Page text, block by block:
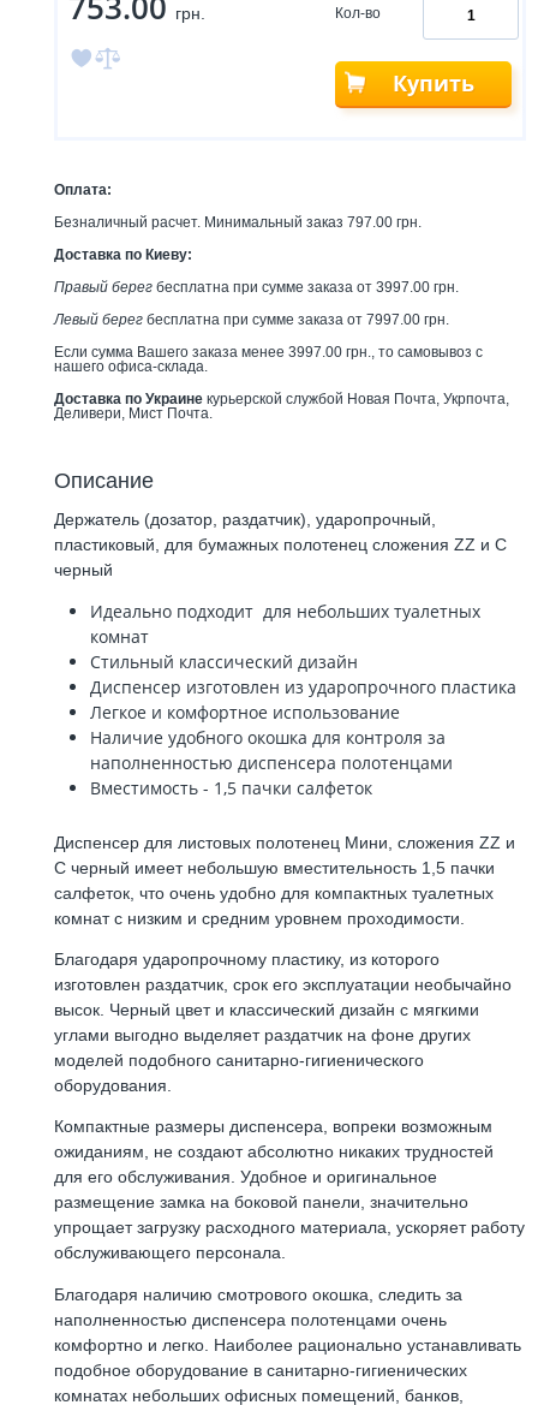
грн. Кол-во
Купить
Оплата:
Безналичный расчет. Минимальный заказ 797.00 грн.
Доставка по Киеву:
Правый берег бесплатна при сумме заказа от 3997.00 грн.
Левый берег бесплатна при сумме заказа от 7997.00 грн.
Если сумма Вашего заказа менее 3997.00 грн., то самовывоз с
нашего офиса-склада.
Доставка по Украине курьерской службой Новая Почта, Укрпочта,
Деливери, Мист Почта.
Описание
Держатель (дозатор, раздатчик), ударопрочный,
пластиковый, для бумажных полотенец сложения ZZ и C
черный
Идеально подходит для небольших туалетных
комнат
Стильный классический дизайн
Диспенсер изготовлен из ударопрочного пластика
Легкое и комфортное использование
Наличие удобного окошка для контроля за
наполненностью диспенсера полотенцами
Вместимость - 1,5 пачки салфеток
Диспенсер для листовых полотенец Мини, сложения ZZ и
C черный имеет небольшую вместительность 1,5 пачки
салфеток, что очень удобно для компактных туалетных
комнат с низким и средним уровнем проходимости.
Благодаря ударопрочному пластику, из которого
изготовлен раздатчик, срок его эксплуатации необычайно
высок. Черный цвет и классический дизайн с мягкими
углами выгодно выделяет раздатчик на фоне других
моделей подобного санитарно-гигиенического
оборудования.
Компактные размеры диспенсера, вопреки возможным
ожиданиям, не создают абсолютно никаких трудностей
для его обслуживания. Удобное и оригинальное
размещение замка на боковой панели, значительно
упрощает загрузку расходного материала, ускоряет работу
обслуживающего персонала.
Благодаря наличию смотрового окошка, следить за
наполненностью диспенсера полотенцами очень
комфортно и легко. Наиболее рационально устанавливать
подобное оборудование в санитарно-гигиенических
комнатах небольших офисных помещений, банков,